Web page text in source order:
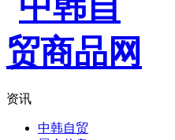
资讯
中韩自贸